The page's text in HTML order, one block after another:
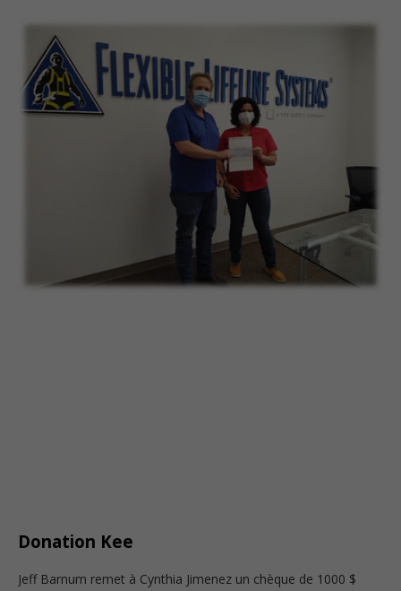
Donation Kee
Jeff Barnum remet à Cynthia Jimenez un chèque de 1000 $